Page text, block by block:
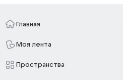
Главная
Моя лента
Пространства